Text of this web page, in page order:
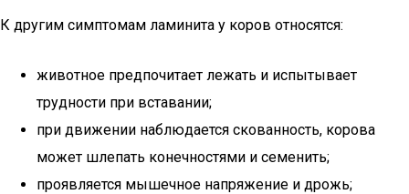
К другим симптомам ламинита у коров относятся:
животное предпочитает лежать и испытывает
трудности при вставании;
при движении наблюдается скованность, корова
может шлепать конечностями и семенить;
проявляется мышечное напряжение и дрожь;